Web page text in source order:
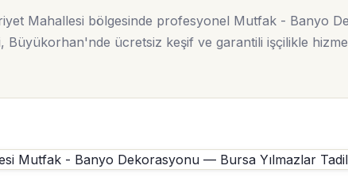
Mahallesi bölgesinde profesyonel Mutfak - Banyo
Büyükorhan'nde ücretsiz keşif ve garantili işçilikle